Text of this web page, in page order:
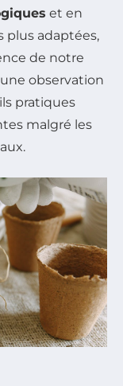
et en
plus adaptées,
de notre
observation
pratiques
malgré les